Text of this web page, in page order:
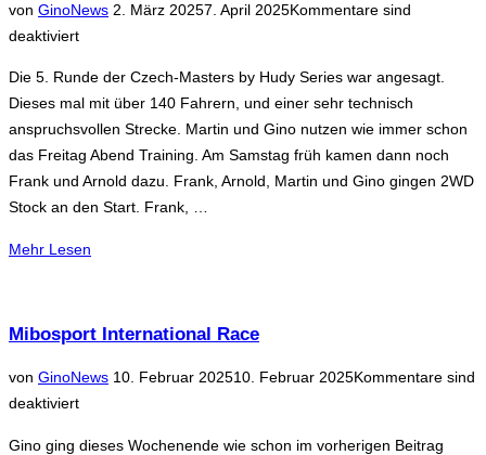
von GinoNewsVeröffentlicht
2. März 20257. April 2025Kommentare sind
deaktiviert
Die 5. Runde der Czech-Masters by Hudy Series war angesagt.
Dieses mal mit über 140 Fahrern, und einer sehr technisch
anspruchsvollen Strecke. Martin und Gino nutzen wie immer schon
das Freitag Abend Training. Am Samstag früh kamen dann noch
Frank und Arnold dazu. Frank, Arnold, Martin und Gino gingen 2WD
Stock an den Start. Frank, …
Mehr über
Series
RD5“
Lesen
Mibosport International Race
von GinoNewsVeröffentlicht
10. Februar 202510. Februar 2025Kommentare sind
deaktiviert
Gino ging dieses Wochenende wie schon im vorherigen Beitrag